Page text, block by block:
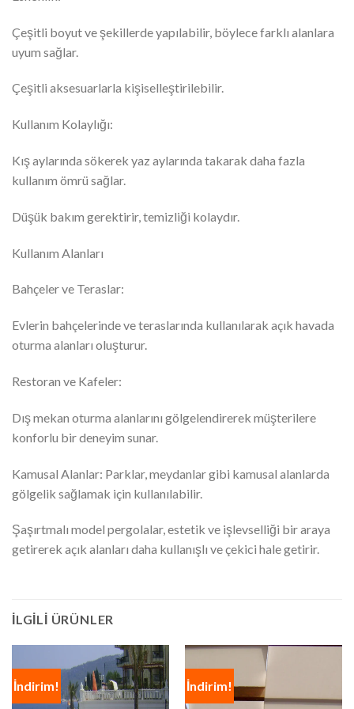
Çeşitli boyut ve şekillerde yapılabilir, böylece farklı alanlara
uyum sağlar.
Çeşitli aksesuarlarla kişiselleştirilebilir.
Kullanım Kolaylığı:
Kış aylarında sökerek yaz aylarında takarak daha fazla
kullanım ömrü sağlar.
Düşük bakım gerektirir, temizliği kolaydır.
Kullanım Alanları
Bahçeler ve Teraslar:
Evlerin bahçelerinde ve teraslarında kullanılarak açık havada
oturma alanları oluşturur.
Restoran ve Kafeler:
Dış mekan oturma alanlarını gölgelendirerek müşterilere
konforlu bir deneyim sunar.
Kamusal Alanlar: Parklar, meydanlar gibi kamusal alanlarda
gölgelik sağlamak için kullanılabilir.
Şaşırtmalı model pergolalar, estetik ve işlevselliği bir araya
getirerek açık alanları daha kullanışlı ve çekici hale getirir.
İLGILI ÜRÜNLER
İndirim! İndirim!